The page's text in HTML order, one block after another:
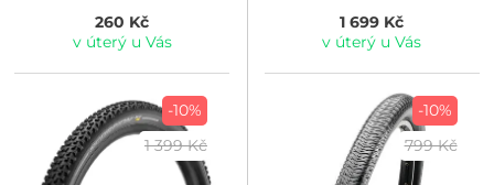
260 Kč
v úterý u Vás
1 699 Kč
v úterý u Vás
-10%
1 399 Kč
-10%
799 Kč